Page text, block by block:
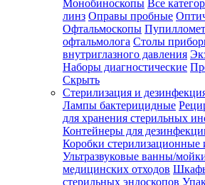
Монобиноскопы Все
линз Оправы пробные
Офтальмоскопы
офтальмолога Столы
внутриглазного давления
Наборы диагностические
Скрыть
Стерилизация и
Лампы бактерицидные
для хранения стерильных
Контейнеры для
Коробки стерилизационные
Ультразвуковые ванны/
медицинских отходов
стерильных эндоскопов